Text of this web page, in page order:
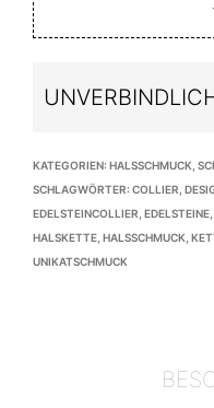
KATEGORIEN: HALSSCHMUCK
SCHLAGWÖRTER: COLLIER
EDELSTEINCOLLIER EDELSTEINE
HALSKETTE HALSSCHMUCK
UNIKATSCHMUCK